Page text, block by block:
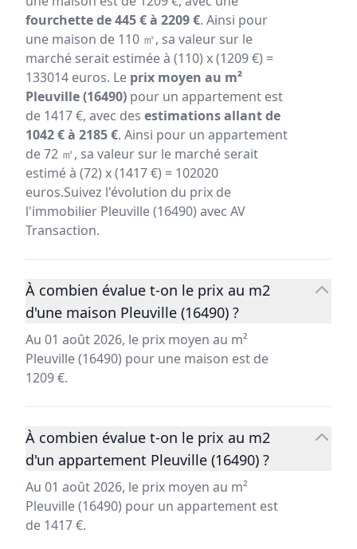
fourchette de 445 € à 2209 €. Ainsi pour
une maison de 110 ㎡, sa valeur sur le
marché serait estimée à (110) x (1209 €) =
133014 euros. Le prix moyen au m²
Pleuville (16490) pour un appartement est
de 1417 €, avec des estimations allant de
1042 € à 2185 €. Ainsi pour un appartement
de 72 ㎡, sa valeur sur le marché serait
estimé à (72) x (1417 €) = 102020
euros.Suivez l'évolution du prix de
l'immobilier Pleuville (16490) avec AV
Transaction.
À combien évalue t-on le prix au m2
d'une maison Pleuville (16490) ?
Au 01 août 2026, le prix moyen au m²
Pleuville (16490) pour une maison est de
1209 €.
À combien évalue t-on le prix au m2
d'un appartement Pleuville (16490) ?
Au 01 août 2026, le prix moyen au m²
Pleuville (16490) pour un appartement est
de 1417 €.